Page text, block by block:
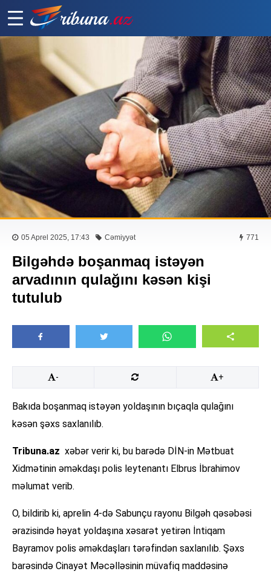
05 Aprel 2025, 17:43 Cəmiyyət 771
Bilgəhdə boşanmaq istəyən
arvadının qulağını kəsən kişi
tutulub
- +
Bakıda boşanmaq istəyən yoldaşının bıçaqla qulağını
kəsən şəxs saxlanılıb.
Tribuna.az xəbər verir ki, bu barədə DİN-in Mətbuat
Xidmətinin əməkdaşı polis leytenantı Elbrus İbrahimov
məlumat verib.
O, bildirib ki, aprelin 4-də Sabunçu rayonu Bilgəh qəsəbəsi
ərazisində həyat yoldaşına xəsarət yetirən İntiqam
Bayramov polis əməkdaşları tərəfindən saxlanılıb. Şəxs
barəsində Cinayət Məcəlləsinin müvafiq maddəsinə